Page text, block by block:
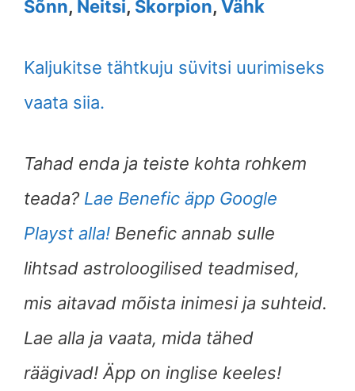
Sõnn, Neitsi, Skorpion, Vähk
Kaljukitse tähtkuju süvitsi uurimiseks
vaata siia.
Tahad enda ja teiste kohta rohkem
teada? Lae Benefic äpp Google
Playst alla! Benefic annab sulle
lihtsad astroloogilised teadmised,
mis aitavad mõista inimesi ja suhteid.
Lae alla ja vaata, mida tähed
räägivad! Äpp on inglise keeles!